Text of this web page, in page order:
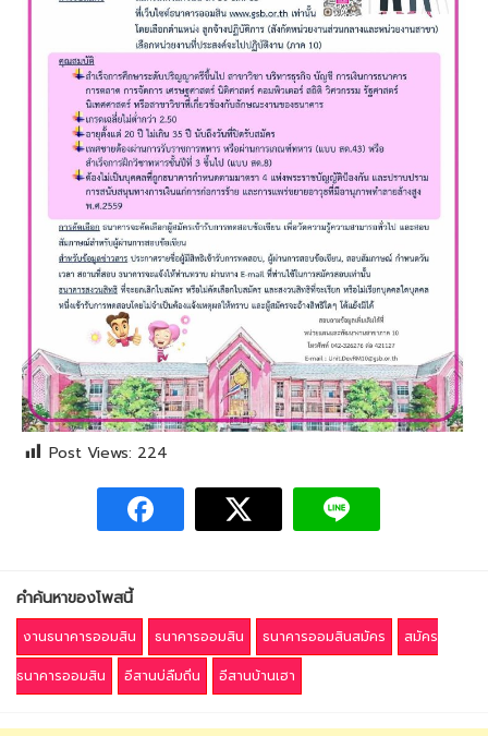
Post Views: 224
คำค้นหาของโพสนี้
งานธนาคารออมสิน ธนาคารออมสิน ธนาคารออมสินสมัคร
สมัคร
ธนาคารออมสิน
อีสานบ่ลืมถิ่น อีสานบ้านเฮา